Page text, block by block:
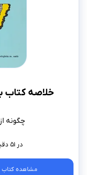
خلاصه کتاب
چگونه
در ۵۱ دقیقه مطالعه کنید
مشاهده کتاب